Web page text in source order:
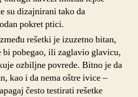
su dizajnirani tako da
pokret ptici.
rešetki je izuzetno bitan,
bi pobegao, ili zaglavio glavicu,
ozbiljne povrede. Bitno je da
kao i da nema oštre ivice –
često testirati rešetke